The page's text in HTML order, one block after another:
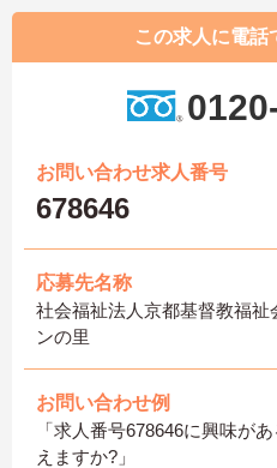
この求人に電話
お問い合わせ求人番号
678646
応募先名称
社会福祉法人京都基督教福
ンの里
お問い合わせ例
「求人番号678646に興味が
えますか?」